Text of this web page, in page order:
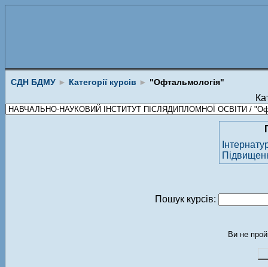
СДН БДМУ ► Категорії курсів ► "Офтальмологія"
Пошук курсів:
Ви не